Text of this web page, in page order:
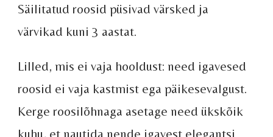
Säilitatud roosid püsivad värsked ja
värvikad kuni 3 aastat.
Lilled, mis ei vaja hooldust: need igavesed
roosid ei vaja kastmist ega päikesevalgust.
Kerge roosilõhnaga asetage need ükskõik
kuhu, et nautida nende igavest elegantsi